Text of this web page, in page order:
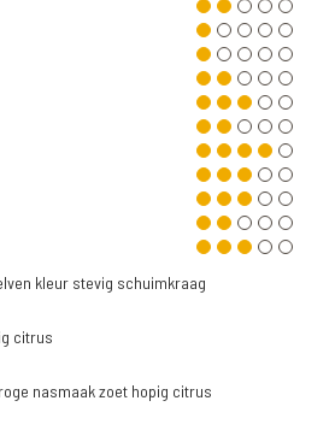
kleur stevig schuimkraag
citrus
nasmaak zoet hopig citrus